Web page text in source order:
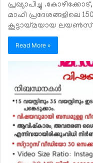
പ്രഖ്യാപിച്ചു
മാഹി പ്രദേശങ്ങളിലെ
കൂട്ടായ്മയായ ലയൺസ്
Read More »